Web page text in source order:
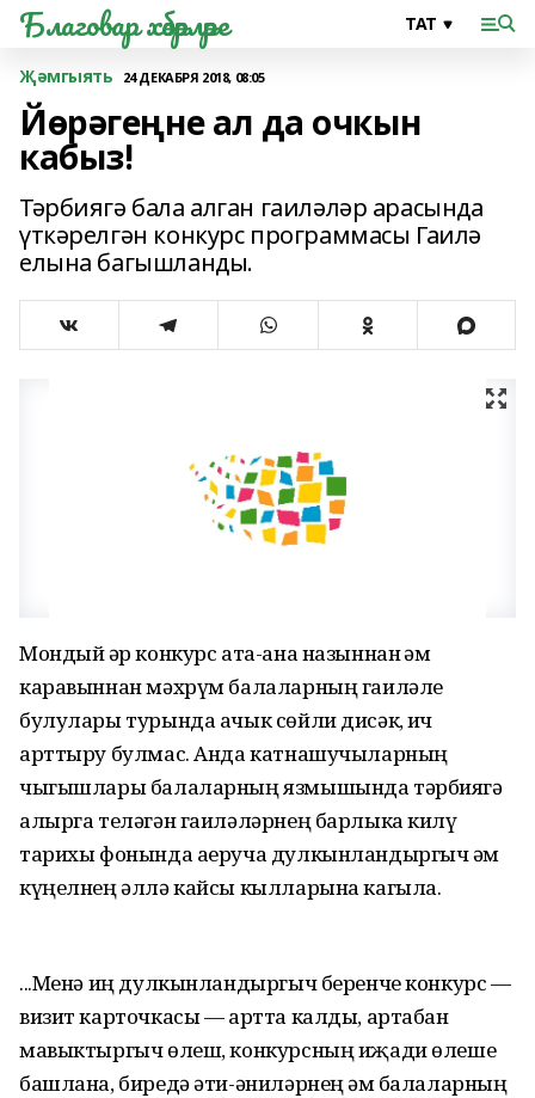
Благовар хәбәрләре
Җәмгыять 24 ДЕКАБРЯ 2018, 08:05
Йөрәгеңне ал да очкын
кабыз!
Тәрбиягә бала алган гаиләләр арасында
үткәрелгән конкурс программасы Гаилә
елына багышланды.
Мондый һәр конкурс ата-ана назыннан һәм
каравыннан мәхрүм балаларның гаиләле
булулары турында ачык сөйли дисәк, һич
арттыру булмас. Анда катнашучыларның
чыгышлары балаларның язмышында тәрбиягә
алырга теләгән гаиләләрнең барлыка килү
тарихы фонында аеруча дулкынландыргыч һәм
күңелнең әллә кайсы кылларына кагыла.
...Менә иң дулкынландыргыч беренче конкурс —
визит карточкасы — артта калды, артабан
мавыктыргыч өлеш, конкурсның иҗади өлеше
башлана, биредә әти-әниләрнең һәм балаларның